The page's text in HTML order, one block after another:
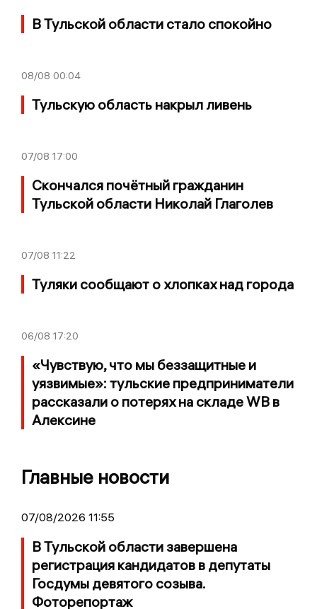
В Тульской области стало спокойно
08/08 00:04
Тульскую область накрыл ливень
07/08 17:00
Скончался почётный гражданин
Тульской области Николай Глаголев
07/08 11:22
Туляки сообщают о хлопках над города
06/08 17:20
«Чувствую, что мы беззащитные и
уязвимые»: тульские предприниматели
рассказали о потерях на складе WB в
Алексине
Главные новости
07/08/2026 11:55
В Тульской области завершена
регистрация кандидатов в депутаты
Госдумы девятого созыва.
Фоторепортаж